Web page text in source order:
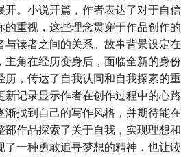
开。小说开篇，作者表达了对于自信
的重视，这些理念贯穿于作品创作的
与读者之间的关系。故事背景设定在
主角在经历变身后，面临全新的身份
历，传达了自我认同和自我探索的重
新记录显示作者在创作过程中的心路
渐找到自己的写作风格，并期待能在
部作品探索了关于自我，实现理想和
了一种勇敢追寻梦想的精神，也让读